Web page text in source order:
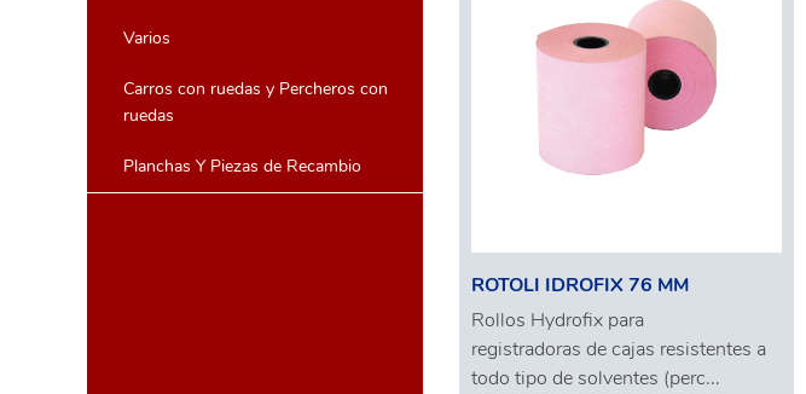
Varios
Carros con ruedas y Percheros con
ruedas
Planchas Y Piezas de Recambio
ROTOLI IDROFIX 76 MM
Rollos Hydrofix para
registradoras de cajas resistentes a
todo tipo de solventes (perc...